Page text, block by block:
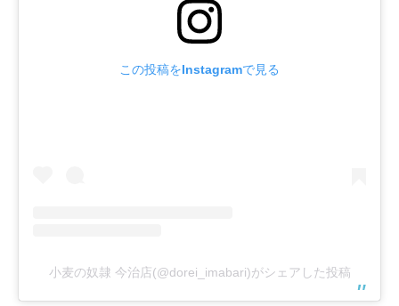
この投稿をInstagramで見る
小麦の奴隷 今治店(@dorei_imabari)がシェアした投稿